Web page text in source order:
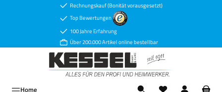
Zum Hauptinhalt springenRechnungskauf (Bonität vorausgesetzt)
Top Bewertungen
100 Jahre Erfahrung
Über 200.000 Artikel online bestellbar
Home